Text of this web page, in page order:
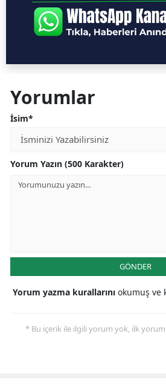
Yorumlar
İsim*
Yorum Yazın (500 Karakter)
GÖNDER
Yorum yazma kurallarını okumuş ve
* Bu içerik ile ilgili yorum yok, ilk